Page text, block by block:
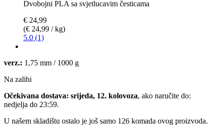
Dvobojni PLA sa svjetlucavim česticama
€ 24,99
(€ 24,99 / kg)
5.0 (1)
verz.: 1,75 mm / 1000 g
Na zalihi
Očekivana dostava: srijeda, 12. kolovoza, ako naručite do:
nedjelja do 23:59.
U našem skladištu ostalo je još samo 126 komada ovog proizvoda.